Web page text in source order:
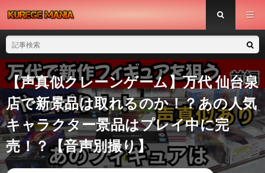
【声真似クレーンゲーム】万代 仙台泉
店で新景品は取れるのか！？あの人気
キャラクター景品はプレイ中に完
売！？【音声別撮り】